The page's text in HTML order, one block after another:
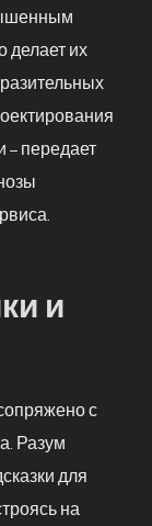
делает их
– передает
и
с
Разум
для
на